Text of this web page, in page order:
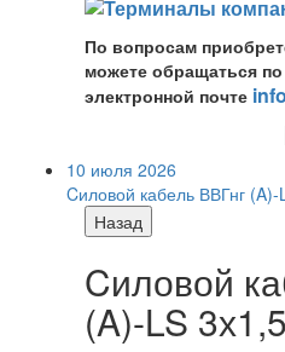
По вопросам
можете обращаться
электронной почте
10 июля 2026
Cиловой кабель ВВГнг (A)-
Назад
Cиловой
(A)-LS 3х1,5